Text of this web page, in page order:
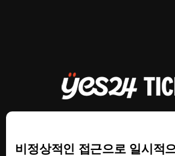
비정상적인 접근으로 일시적